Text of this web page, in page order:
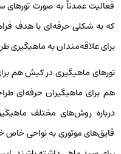
این سرگرمی منحصربه‌فرد،
فراهم می‌آورد. در بیگ بال
وارد می‌شوند و می‌توانند در
بپردازند.
هیجان این بازی در واقع از
می‌شود. شرکت‌کنندگان به
ترتیب، علاوه بر تخلیه انرژی،